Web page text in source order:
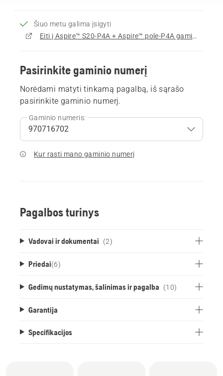
Šiuo metu galima įsigyti
Eiti į Aspire™ S20-P4A + Aspire™ pole-P4A gaminio puslapį
Pasirinkite gaminio numerį
Norėdami matyti tinkamą pagalbą, iš sąrašo
pasirinkite gaminio numerį.
Gaminio numeris:
Kur rasti mano gaminio numerį
Pagalbos turinys
Vadovai ir dokumentai (2)
Priedai(6)
Gedimų nustatymas, šalinimas ir pagalba (10)
Garantija
Specifikacijos